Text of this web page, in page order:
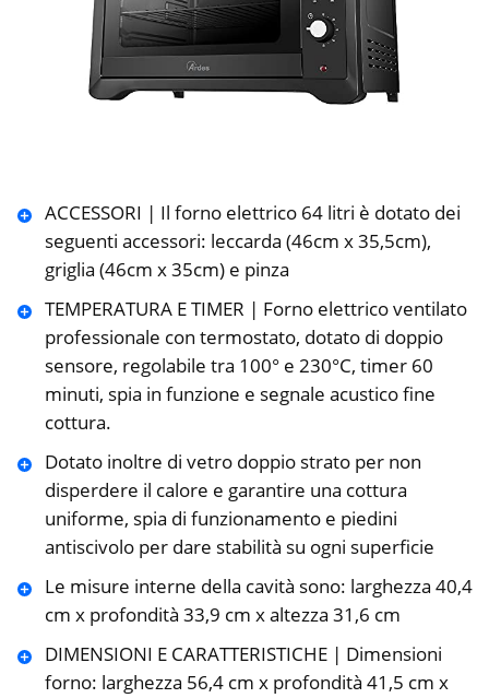
ACCESSORI | Il forno elettrico 64 litri è dotato dei
seguenti accessori: leccarda (46cm x 35,5cm),
griglia (46cm x 35cm) e pinza
TEMPERATURA E TIMER | Forno elettrico ventilato
professionale con termostato, dotato di doppio
sensore, regolabile tra 100° e 230°C, timer 60
minuti, spia in funzione e segnale acustico fine
cottura.
Dotato inoltre di vetro doppio strato per non
disperdere il calore e garantire una cottura
uniforme, spia di funzionamento e piedini
antiscivolo per dare stabilità su ogni superficie
Le misure interne della cavità sono: larghezza 40,4
cm x profondità 33,9 cm x altezza 31,6 cm
DIMENSIONI E CARATTERISTICHE | Dimensioni
forno: larghezza 56,4 cm x profondità 41,5 cm x